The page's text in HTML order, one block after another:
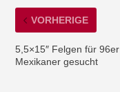
VORHERIGE
5,5×15″ Felgen für 96er
Mexikaner gesucht